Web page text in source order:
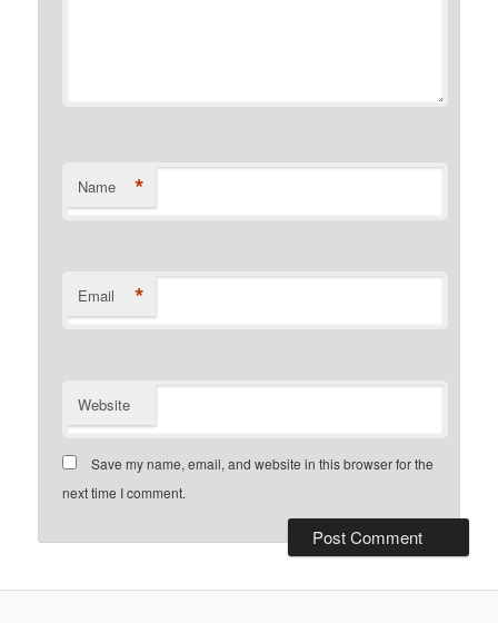
Name *
Email *
Website
Save my name, email, and website in this browser for the
next time I comment.